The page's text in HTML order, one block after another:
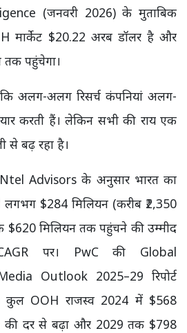
(जनवरी 2026) के मुताबिक
मार्केट $20.22 अरब डॉलर है और
पहुंचेगा।
अलग-अलग रिसर्च कंपनियां अलग-
करती हैं। लेकिन सभी की राय एक
से बढ़ रहा है।
Advisors के अनुसार भारत का
$284 मिलियन (करीब ₹2,350
मिलियन तक पहुंचने की उम्मीद
पर। PwC की Global
Outlook 2025–29 रिपोर्ट
कुल OOH राजस्व 2024 में $568
की दर से बढ़ा और 2029 तक $798